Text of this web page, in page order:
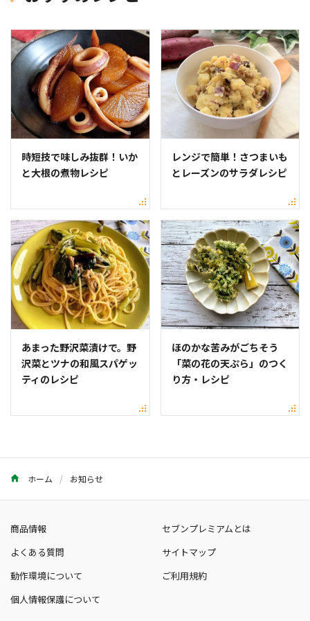
時短技で味しみ抜群！いか
と大根の煮物レシピ
レンジで簡単！さつまいも
とレーズンのサラダレシピ
あまった野沢菜漬けで。野
沢菜とツナの和風スパゲッ
ティのレシピ
ほのかな苦みがごちそう
「菜の花の天ぷら」のつく
り方・レシピ
ホーム お知らせ
商品情報
セブンプレミアムとは
よくある質問
サイトマップ
動作環境について
ご利用規約
個人情報保護について